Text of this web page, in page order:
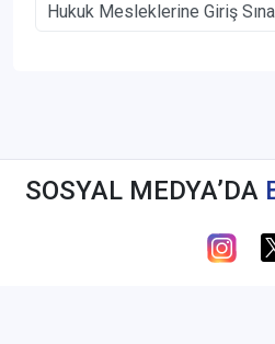
Hukuk Mesleklerine Giriş
SOSYAL MEDYA’DA